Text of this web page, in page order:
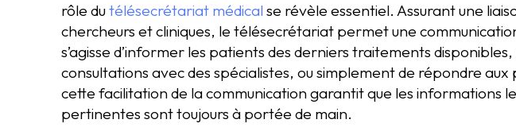
rôle dutélésecrétariat médical se révèle essentiel. Assurant une
chercheurs et cliniques, le télésecrétariat permet une
s’agisse d’informer les patients des derniers traitements
consultations avec des spécialistes, ou simplement de répondre
cette facilitation de la communication garantit que les informations
pertinentes sont toujours à portée de main.